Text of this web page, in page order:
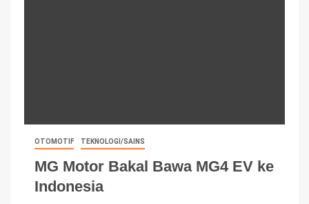
OTOMOTIF TEKNOLOGI/SAINS
MG Motor Bakal Bawa MG4 EV ke
Indonesia